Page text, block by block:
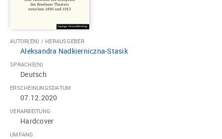
AUTOR(EN) / HERAUSGEBER
Aleksandra Nadkierniczna-Stasik
SPRACHE(N)
Deutsch
ERSCHEINUNGSDATUM
07.12.2020
VERARBEITUNG
Hardcover
UMFANG